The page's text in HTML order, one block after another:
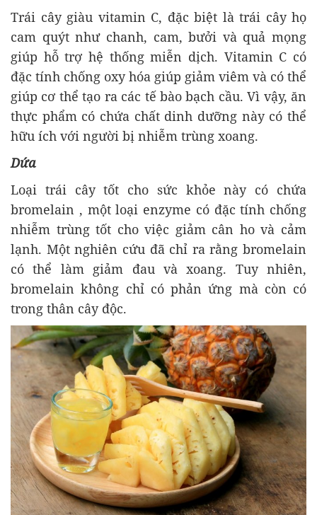
Trái cây giàu vitamin C, đặc biệt là trái cây họ
cam quýt như chanh, cam, bưởi và quả mọng
giúp hỗ trợ hệ thống miễn dịch. Vitamin C có
đặc tính chống oxy hóa giúp giảm viêm và có thể
giúp cơ thể tạo ra các tế bào bạch cầu. Vì vậy, ăn
thực phẩm có chứa chất dinh dưỡng này có thể
hữu ích với người bị nhiễm trùng xoang.
Dứa
Loại trái cây tốt cho sức khỏe này có chứa
bromelain , một loại enzyme có đặc tính chống
nhiễm trùng tốt cho việc giảm cân ho và cảm
lạnh. Một nghiên cứu đã chỉ ra rằng bromelain
có thể làm giảm đau và xoang. Tuy nhiên,
bromelain không chỉ có phản ứng mà còn có
trong thân cây độc.